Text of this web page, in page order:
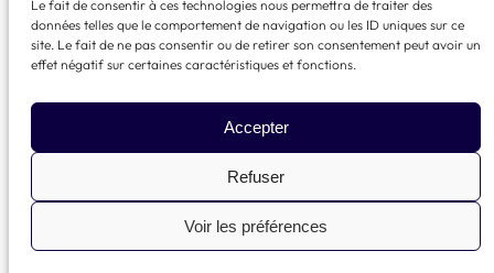
Le fait de consentir à ces technologies nous permettra de traiter des
données telles que le comportement de navigation ou les ID uniques sur ce
site. Le fait de ne pas consentir ou de retirer son consentement peut avoir un
effet négatif sur certaines caractéristiques et fonctions.
Accepter
Refuser
Voir les préférences
© 2025 La French Tech Med – RéalisationQuai
Mentions légales
LinkedIn InstagramX Facebook TikTok